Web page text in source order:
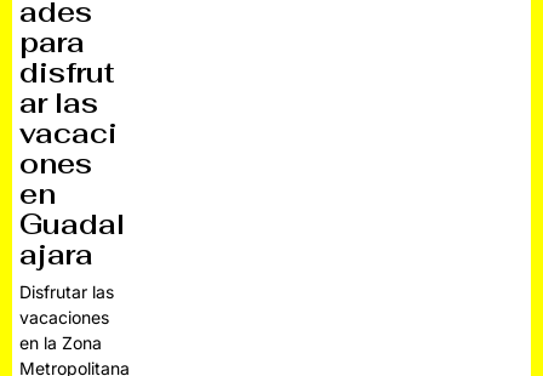
ades
para
disfrut
ar las
vacaci
ones
en
Guadal
ajara
Disfrutar las
vacaciones
en la Zona
Metropolitana